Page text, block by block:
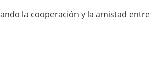
la cooperación y la amistad entre